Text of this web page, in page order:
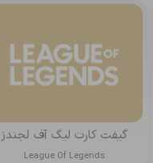
گیفت کارت لیگ آف لجندز
League Of Legends